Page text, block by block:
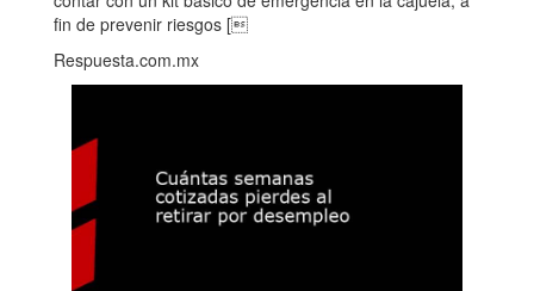
fin de prevenir riesgos [
Respuesta.com.mx